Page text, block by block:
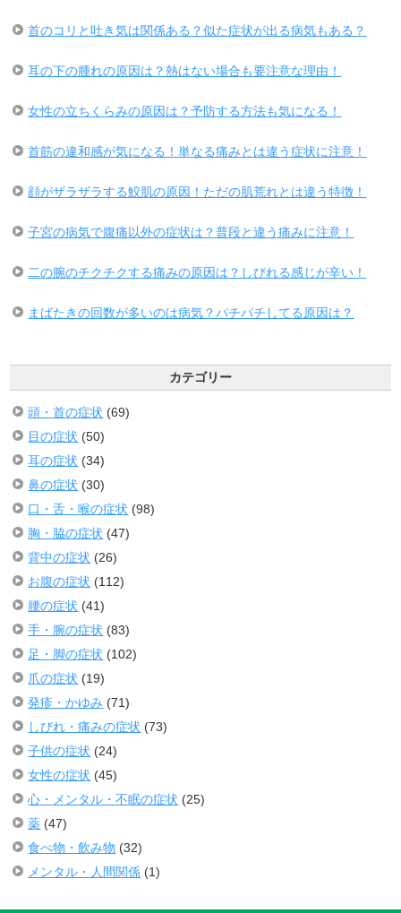
首のコリと吐き気は関係ある？似た症状が出る病気もある？
耳の下の腫れの原因は？熱はない場合も要注意な理由！
女性の立ちくらみの原因は？予防する方法も気になる！
首筋の違和感が気になる！単なる痛みとは違う症状に注意！
顔がザラザラする鮫肌の原因！ただの肌荒れとは違う特徴！
子宮の病気で腹痛以外の症状は？普段と違う痛みに注意！
二の腕のチクチクする痛みの原因は？しびれる感じが辛い！
まばたきの回数が多いのは病気？パチパチしてる原因は？
カテゴリー
頭・首の症状 (69)
目の症状 (50)
耳の症状 (34)
鼻の症状 (30)
口・舌・喉の症状 (98)
胸・脇の症状 (47)
背中の症状 (26)
お腹の症状 (112)
腰の症状 (41)
手・腕の症状 (83)
足・脚の症状 (102)
爪の症状 (19)
発疹・かゆみ (71)
しびれ・痛みの症状 (73)
子供の症状 (24)
女性の症状 (45)
心・メンタル・不眠の症状 (25)
薬 (47)
食べ物・飲み物 (32)
メンタル・人間関係 (1)